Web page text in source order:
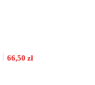
66,50 zł